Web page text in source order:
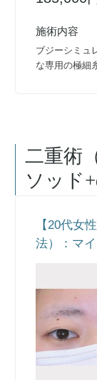
施術内容
ブジーシミュ
な専用の極細
二重術
ソッド
【20代女
法）：マ